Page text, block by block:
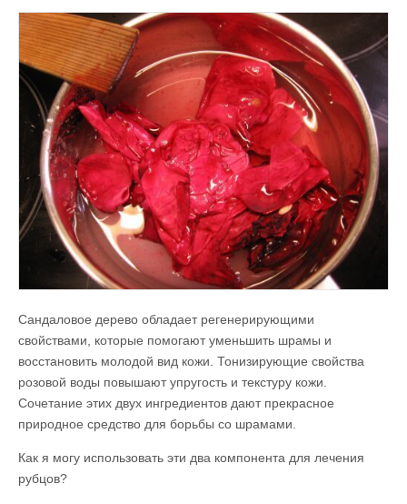
Сандаловое дерево обладает регенерирующими
свойствами, которые помогают уменьшить шрамы и
восстановить молодой вид кожи. Тонизирующие свойства
розовой воды повышают упругость и текстуру кожи.
Сочетание этих двух ингредиентов дают прекрасное
природное средство для борьбы со шрамами.
Как я могу использовать эти два компонента для лечения
рубцов?